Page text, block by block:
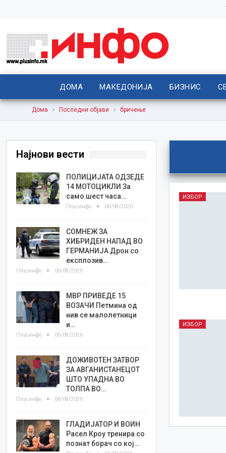
ДОМА МАКЕДОНИЈА БИЗНИС
Дома Последни објави бричење
ИЗБОР
ИЗБОР
Најнови вести
ПОЛИЦИЈАТА ОДЗЕДЕ
14 МОТОЦИКЛИ За
само шест часа…
Плусинфо 06/08/2026
СОМНЕЖ ЗА
ХИБРИДЕН НАПАД ВО
ГЕРМАНИЈА Дрон со
експлозив…
Плусинфо 06/08/2026
МВР ПРИВЕДЕ 15
ВОЗАЧИ Петмина од
нив се малолетници
и…
Плусинфо 06/08/2026
ДОЖИВОТЕН ЗАТВОР
ЗА АВГАНИСТАНЕЦОТ
ШТО УПАДНА ВО
ТОЛПА ВО…
Плусинфо 06/08/2026
ГЛАДИЈАТОР И ВОИН
Расел Кроу тренира со
познат борач со кој…